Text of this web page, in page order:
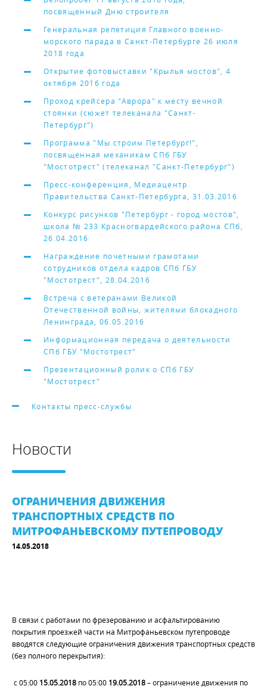
посвященный Дню строителя
Генеральная репетиция Главного военно-
морского парада в Санкт-Петербурге 26 июля
2018 года
Открытие фотовыставки "Крылья мостов", 4
октября 2016 года
Проход крейсера "Аврора" к месту вечной
стоянки (сюжет телеканала "Санкт-
Петербург")
Программа "Мы строим Петербург!",
посвященная механикам СПб ГБУ
"Мостотрест" (телеканал "Санкт-Петербург")
Пресс-конференция, Медиацентр
Правительства Санкт-Петербурга, 31.03.2016
Конкурс рисунков "Петербург - город мостов",
школа № 233 Красногвардейского района СПб,
26.04.2016
Награждение почетными грамотами
сотрудников отдела кадров СПб ГБУ
"Мостотрест", 28.04.2016
Встреча с ветеранами Великой
Отечественной войны, жителями блокадного
Ленинграда, 06.05.2016
Информационная передача о деятельности
СПб ГБУ "Мостотрест"
Презентационный ролик о СПб ГБУ
"Мостотрест"
Контакты пресс-службы
Новости
ОГРАНИЧЕНИЯ ДВИЖЕНИЯ
ТРАНСПОРТНЫХ СРЕДСТВ ПО
МИТРОФАНЬЕВСКОМУ ПУТЕПРОВОДУ
14.05.2018
В связи с работами по фрезерованию и асфальтированию
покрытия проезжей части на Митрофаньевском путепроводе
вводятся следующие ограничения движения транспортных средств
(без полного перекрытия):
с 05:00 15.05.2018 по 05:00 19.05.2018– ограничение движения по